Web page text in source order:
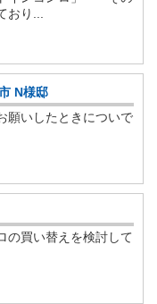
り...
N様邸
願いしたときについで
の買い替えを検討して